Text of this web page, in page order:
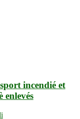
incendié et
enlevés